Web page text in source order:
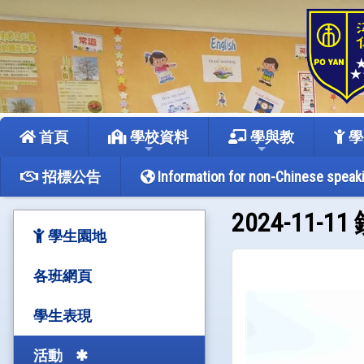
首頁 學校資料 學與教
招標公告 Information for non-Chinese
學生園地
各班網頁
學生表現
活動
2024-11-